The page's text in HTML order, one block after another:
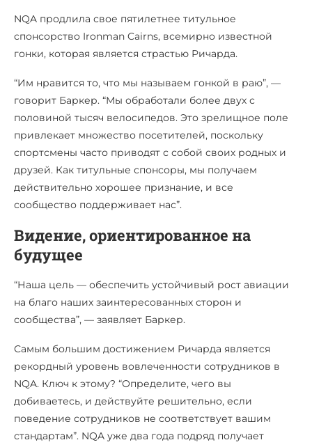
NQA продлила свое пятилетнее титульное
спонсорство Ironman Cairns, всемирно известной
гонки, которая является страстью Ричарда.
“Им нравится то, что мы называем гонкой в раю”, —
говорит Баркер. “Мы обработали более двух с
половиной тысяч велосипедов. Это зрелищное поле
привлекает множество посетителей, поскольку
спортсмены часто приводят с собой своих родных и
друзей. Как титульные спонсоры, мы получаем
действительно хорошее признание, и все
сообщество поддерживает нас”.
Видение, ориентированное на
будущее
“Наша цель — обеспечить устойчивый рост авиации
на благо наших заинтересованных сторон и
сообщества”, — заявляет Баркер.
Самым большим достижением Ричарда является
рекордный уровень вовлеченности сотрудников в
NQA. Ключ к этому? “Определите, чего вы
добиваетесь, и действуйте решительно, если
поведение сотрудников не соответствует вашим
стандартам”. NQA уже два года подряд получает